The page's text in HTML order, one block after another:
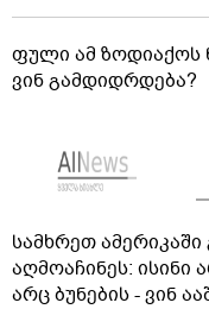
ფული ამ ზოდიაქოს
ვინ გამდიდრდება?
სამხრეთ
აღმოაჩინეს: ისინი
არც ბუნების - ვინ